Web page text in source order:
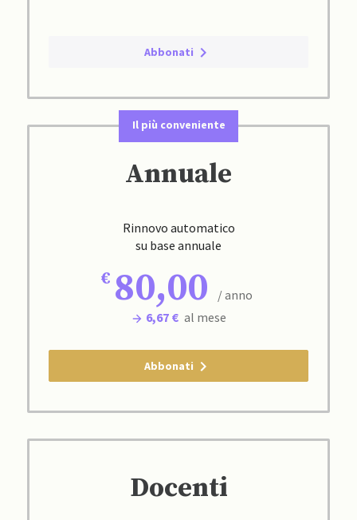
Abbonati
Il più conveniente
Annuale
Rinnovo automatico
su base annuale
80,00
/ anno
6,67 € al mese
Abbonati
Docenti